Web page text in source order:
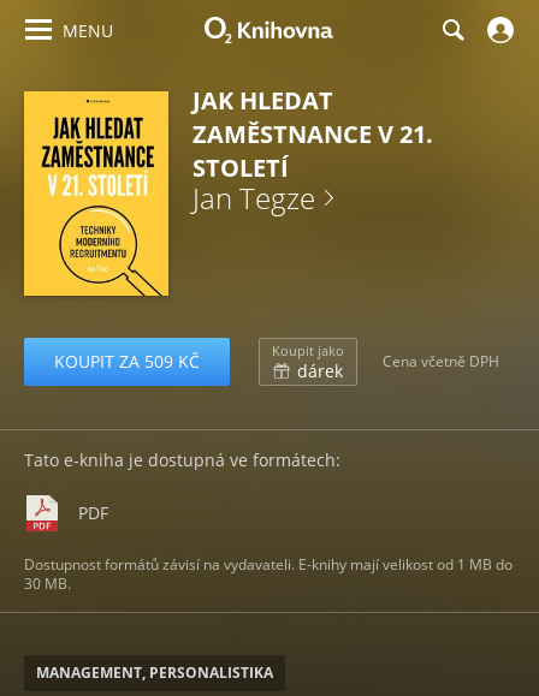
MENU
JAK HLEDAT
ZAMĚSTNANCE V 21.
STOLETÍ
Jan Tegze
KOUPIT ZA 509 KČ Koupit jako
dárek Cena včetně DPH
Tato e-kniha je dostupná ve formátech:
PDF
Dostupnost formátů závisí na vydavateli. E-knihy mají velikost od 1 MB do
30 MB.
MANAGEMENT, PERSONALISTIKA